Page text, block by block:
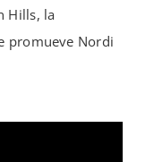
Hills, la
promueve Nordi